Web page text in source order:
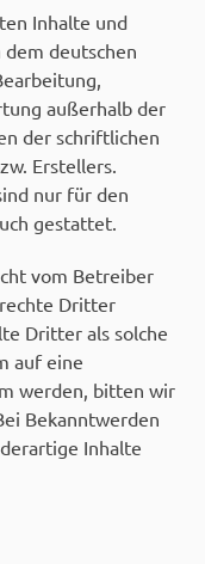
Inhalte und
deutschen
außerhalb der
der schriftlichen
Erstellers.
nur für den
gestattet.
vom Betreiber
Dritter
Dritter als solche
auf eine
werden, bitten wir
Bekanntwerden
Inhalte